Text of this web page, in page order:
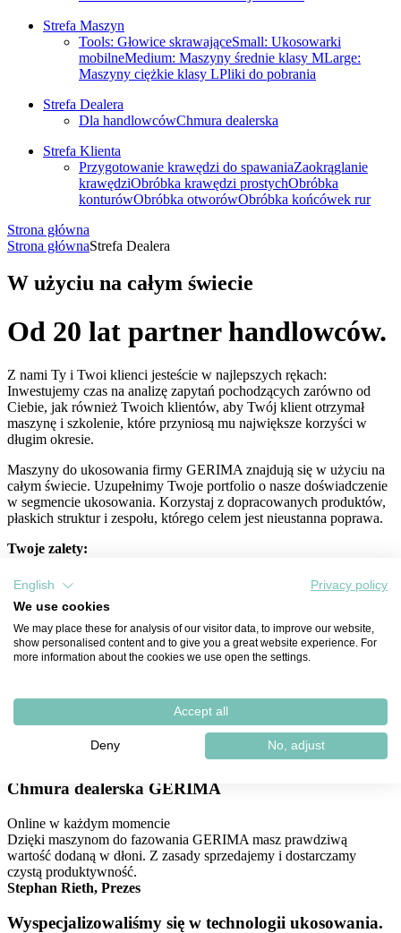
Strefa Maszyn
Tools: Głowice skrawająceSmall: Ukosowarki
mobilneMedium: Maszyny średnie klasy MLarge:
Maszyny ciężkie klasy LPliki do pobrania
Strefa Dealera
Dla handlowcówChmura dealerska
Strefa Klienta
Przygotowanie krawędzi do spawaniaZaokrąglanie
krawędziObróbka krawędzi prostychObróbka
konturówObróbka otworówObróbka końcówek rur
Strona główna
Strona głównaStrefa Dealera
W użyciu na całym świecie
Od 20 lat partner handlowców.
Z nami Ty i Twoi klienci jesteście w najlepszych rękach:
Inwestujemy czas na analizę zapytań pochodzących zarówno od
Ciebie, jak również Twoich klientów, aby Twój klient otrzymał
maszynę i szkolenie, które przyniosą mu największe korzyści w
długim okresie.
Maszyny do ukosowania firmy GERIMA znajdują się w użyciu na
całym świecie. Uzupełnimy Twoje portfolio o nasze doświadczenie
w segmencie ukosowania. Korzystaj z dopracowanych produktów,
płaskich struktur i zespołu, którego celem jest nieustanna poprawa.
Twoje zalety:
Wyspecjalizowaliśmy się w technologii ukosowania
Certyfikowana jakość
GERIMA partner dla dealerów
Co oferuje GERIMA?
Chmura dealerska GERIMA
Online w każdym momencie
Dzięki maszynom do fazowania GERIMA masz prawdziwą
wartość dodaną w dłoni. Z zasady sprzedajemy i dostarczamy
czystą produktywność.
Stephan Rieth, Prezes
Wyspecjalizowaliśmy się w technologii ukosowania.
English
Privacy policy
We use cookies
We may place these for analysis of our visitor data, to improve our website,
show personalised content and to give you a great website experience. For
more information about the cookies we use open the settings.
Accept all
Deny No, adjust